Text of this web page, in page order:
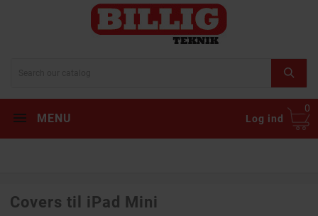
MENU Log ind
0
Covers til iPad Mini